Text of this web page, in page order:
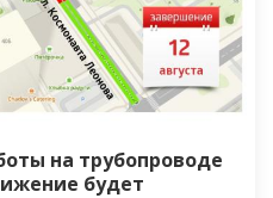
на трубопроводе
будет